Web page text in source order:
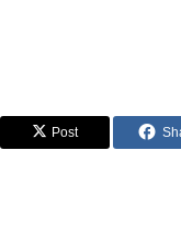
Post